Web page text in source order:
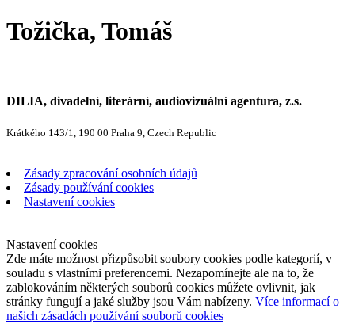
Tožička, Tomáš
DILIA, divadelní, literární, audiovizuální agentura, z.s.
Krátkého 143/1, 190 00 Praha 9, Czech Republic
Zásady zpracování osobních údajů
Zásady používání cookies
Nastavení cookies
Nastavení cookies
Zde máte možnost přizpůsobit soubory cookies podle kategorií, v
souladu s vlastními preferencemi. Nezapomínejte ale na to, že
zablokováním některých souborů cookies můžete ovlivnit, jak
stránky fungují a jaké služby jsou Vám nabízeny. Více informací o
našich zásadách používání souborů cookies